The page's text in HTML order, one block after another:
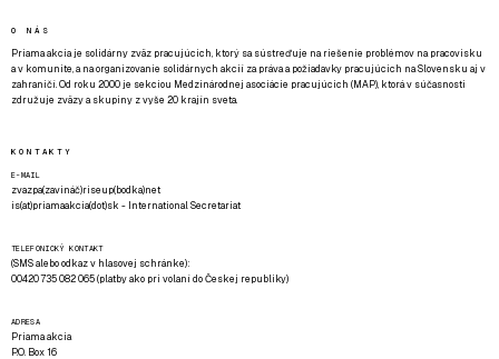
O NÁS
Priama akcia je solidárny zväz pracujúcich, ktorý sa sústreďuje na riešenie problémov na pracovisku
a v komunite, a na organizovanie solidárnych akcií za práva a požiadavky pracujúcich na Slovensku aj v
zahraničí. Od roku 2000 je sekciou Medzinárodnej asociácie pracujúcich (MAP), ktorá v súčasnosti
združuje zväzy a skupiny z vyše 20 krajín sveta.
KONTAKTY
E-MAIL
zvazpa(zavináč)riseup(bodka)net
is(at)priamaakcia(dot)sk - International Secretariat
TELEFONICKÝ KONTAKT
(SMS alebo odkaz v hlasovej schránke):
00420 735 082 065 (platby ako pri volaní do Českej republiky)
ADRESA
Priama akcia
P.O. Box 16